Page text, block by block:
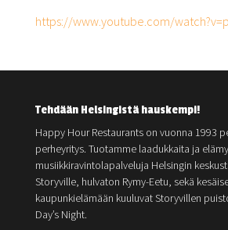
https://www.youtube.com/watch?
Tehdään Helsingistä hauskempi!
Happy Hour Restaurants on vuonna 1993
perheyritys. Tuotamme laadukkaita ja
musiikkiravintolapalveluja Helsingin
Storyville, hulvaton Rymy-Eetu, sekä
kaupunkielämään kuuluvat Storyvillen
Day’s Night.